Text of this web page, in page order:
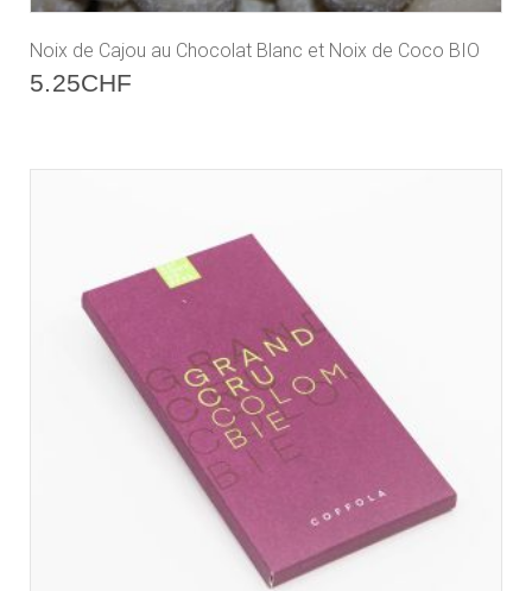
Noix de Cajou au Chocolat Blanc et Noix de Coco BIO
5.25CHF